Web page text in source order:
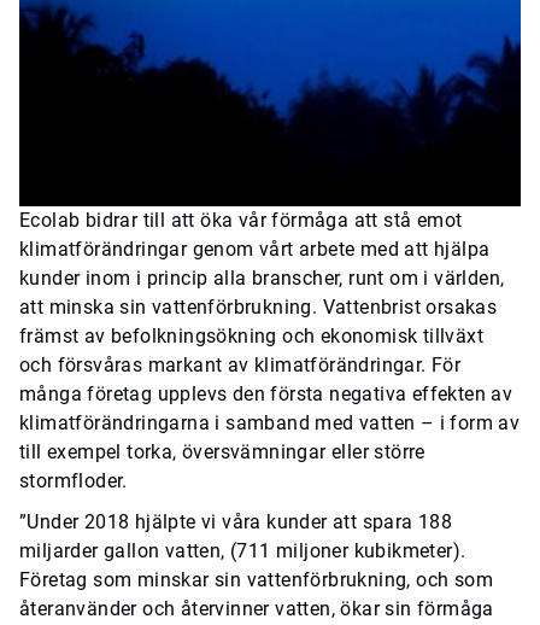
Ecolab bidrar till att öka vår förmåga att stå emot
klimatförändringar genom vårt arbete med att hjälpa
kunder inom i princip alla branscher, runt om i världen,
att minska sin vattenförbrukning. Vattenbrist orsakas
främst av befolkningsökning och ekonomisk tillväxt
och försvåras markant av klimatförändringar. För
många företag upplevs den första negativa effekten av
klimatförändringarna i samband med vatten – i form av
till exempel torka, översvämningar eller större
stormfloder.
”Under 2018 hjälpte vi våra kunder att spara 188
miljarder gallon vatten, (711 miljoner kubikmeter).
Företag som minskar sin vattenförbrukning, och som
återanvänder och återvinner vatten, ökar sin förmåga